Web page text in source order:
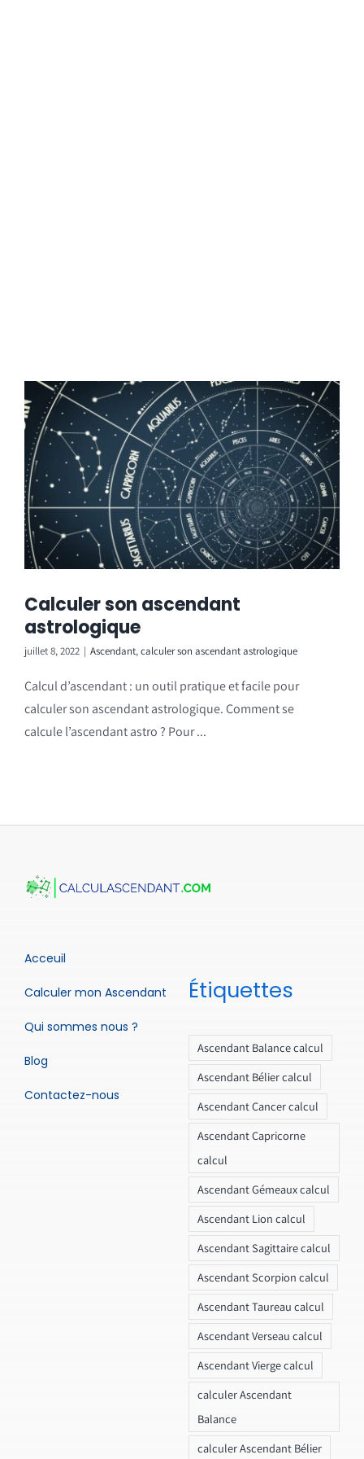
Calculer son ascendant
astrologique
juillet 8, 2022 | Ascendant,calculer son ascendant astrologique
Calcul d’ascendant : un outil pratique et facile pour
calculer son ascendant astrologique. Comment se
calcule l’ascendant astro ? Pour ...
Acceuil
Calculer mon Ascendant
Qui sommes nous ?
Blog
Contactez-nous
Étiquettes
Ascendant Balance calcul
Ascendant Bélier calcul
Ascendant Cancer calcul
Ascendant Capricorne
calcul
Ascendant Gémeaux calcul
Ascendant Lion calcul
Ascendant Sagittaire calcul
Ascendant Scorpion calcul
Ascendant Taureau calcul
Ascendant Verseau calcul
Ascendant Vierge calcul
calculer Ascendant
Balance
calculer Ascendant Bélier